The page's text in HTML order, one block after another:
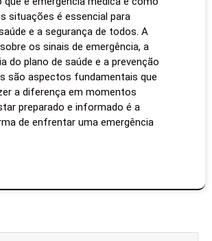
situações é essencial para
e a segurança de todos. A
os sinais de emergência, a
do plano de saúde e a prevenção
são aspectos fundamentais que
a diferença em momentos
preparado e informado é a
de enfrentar uma emergência